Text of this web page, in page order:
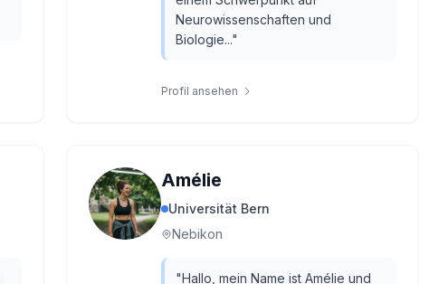
Neurowissenschaften und
Biologie..."
Profil ansehen
Amélie
Universität Bern
Nebikon
"Hallo, mein Name ist Amélie und